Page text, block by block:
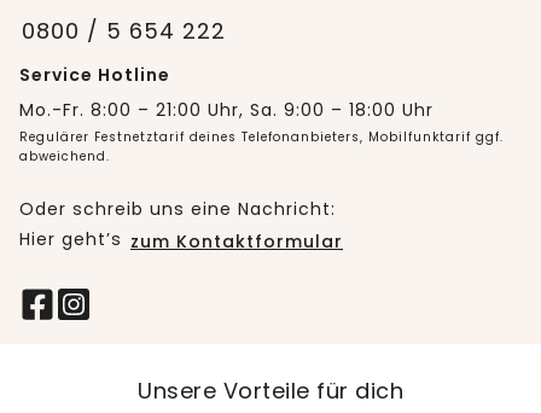
0800 / 5 654 222
Service Hotline
Mo.-Fr. 8:00 – 21:00 Uhr, Sa. 9:00 – 18:00 Uhr
Regulärer Festnetztarif deines Telefonanbieters, Mobilfunktarif ggf.
abweichend.
Oder schreib uns eine Nachricht:
Hier geht’s zum Kontaktformular
Unsere Vorteile für dich